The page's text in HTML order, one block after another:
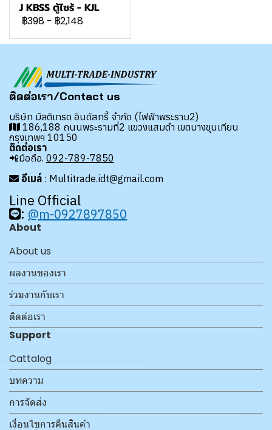
J KBSS ตู้ไซร้ - KJL
฿398 - ฿2,148
ติดต่อเรา/Contact us
บริษัท มัลติเทรด อินดัสทรี้ จำกัด (ไฟฟ้าพระราม2)
186,188 ถนนพระรามที่2 แขวงแสมดำ เขตบางขุนเทียน
กรุงเทพฯ 10150
ติดต่อเรา
📲มือถือ. 092-789-7850
อีเมล์ : Multitrade.idt@gmail.com
Line Official
: @m-0927897850
About
About us
ผลงานของเรา
ร่วมงานกับเรา
ติดต่อเรา
Support
Cattalog
บทความ
การจัดส่ง
เงื่อนไขการคืนสินค้า